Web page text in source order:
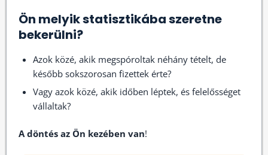
Ön melyik statisztikába szeretne
bekerülni?
Azok közé, akik megspóroltak néhány tételt, de
később sokszorosan fizettek érte?
Vagy azok közé, akik időben léptek, és felelősséget
vállaltak?
A döntés az Ön kezében van!